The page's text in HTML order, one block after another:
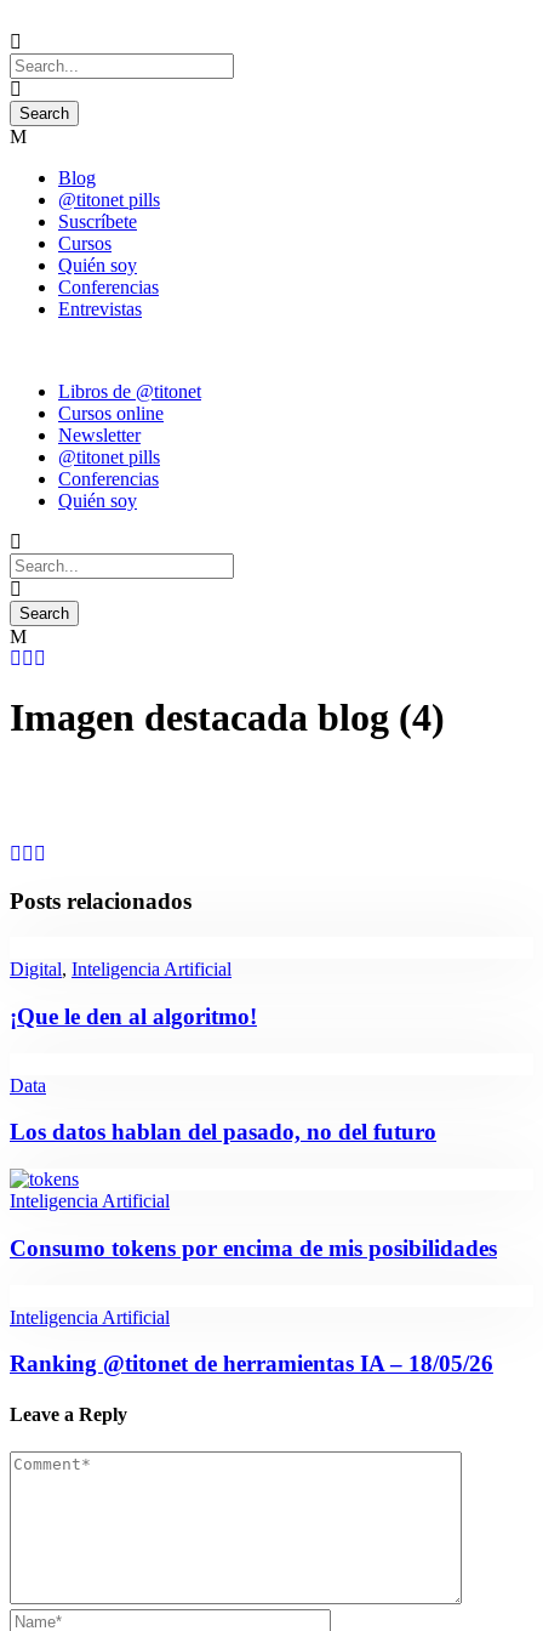
Blog
@titonet pills
Suscríbete
Cursos
Quién soy
Conferencias
Entrevistas
Libros de @titonet
Cursos online
Newsletter
@titonet pills
Conferencias
Quién soy
Imagen destacada blog (4)
Posts relacionados
Digital, Inteligencia Artificial
¡Que le den al algoritmo!
Data
Los datos hablan del pasado, no del futuro
Inteligencia Artificial
Consumo tokens por encima de mis posibilidades
Inteligencia Artificial
Ranking @titonet de herramientas IA – 18/05/26
Leave a Reply